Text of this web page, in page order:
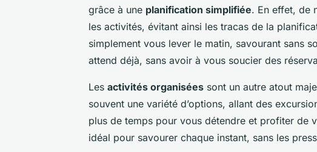
grâce à une planification simplifiée. En effet, de
les activités, évitant ainsi les tracas de la
simplement vous lever le matin, savourant sans
attend déjà, sans avoir à vous soucier des
Les activités organisées sont un autre atout
souvent une variété d’options, allant des
plus de temps pour vous détendre et profiter de
idéal pour savourer chaque instant, sans les